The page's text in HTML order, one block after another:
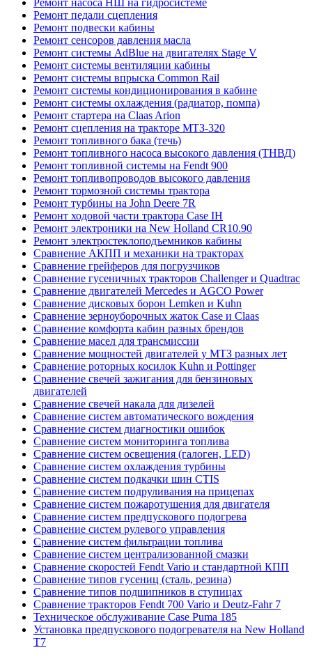
Ремонт насоса НШ на гидросистеме
Ремонт педали сцепления
Ремонт подвески кабины
Ремонт сенсоров давления масла
Ремонт системы AdBlue на двигателях Stage V
Ремонт системы вентиляции кабины
Ремонт системы впрыска Common Rail
Ремонт системы кондиционирования в кабине
Ремонт системы охлаждения (радиатор, помпа)
Ремонт стартера на Claas Arion
Ремонт сцепления на тракторе МТЗ-320
Ремонт топливного бака (течь)
Ремонт топливного насоса высокого давления (ТНВД)
Ремонт топливной системы на Fendt 900
Ремонт топливопроводов высокого давления
Ремонт тормозной системы трактора
Ремонт турбины на John Deere 7R
Ремонт ходовой части трактора Case IH
Ремонт электроники на New Holland CR10.90
Ремонт электростеклоподъемников кабины
Сравнение АКПП и механики на тракторах
Сравнение грейферов для погрузчиков
Сравнение гусеничных тракторов Challenger и Quadtrac
Сравнение двигателей Mercedes и AGCO Power
Сравнение дисковых борон Lemken и Kuhn
Сравнение зерноуборочных жаток Case и Claas
Сравнение комфорта кабин разных брендов
Сравнение масел для трансмиссии
Сравнение мощностей двигателей у МТЗ разных лет
Сравнение роторных косилок Kuhn и Pottinger
Сравнение свечей зажигания для бензиновых
двигателей
Сравнение свечей накала для дизелей
Сравнение систем автоматического вождения
Сравнение систем диагностики ошибок
Сравнение систем мониторинга топлива
Сравнение систем освещения (галоген, LED)
Сравнение систем охлаждения турбины
Сравнение систем подкачки шин CTIS
Сравнение систем подруливания на прицепах
Сравнение систем пожаротушения для двигателя
Сравнение систем предпускового подогрева
Сравнение систем рулевого управления
Сравнение систем фильтрации топлива
Сравнение систем централизованной смазки
Сравнение скоростей Fendt Vario и стандартной КПП
Сравнение типов гусениц (сталь, резина)
Сравнение типов подшипников в ступицах
Сравнение тракторов Fendt 700 Vario и Deutz-Fahr 7
Техническое обслуживание Case Puma 185
Установка предпускового подогревателя на New Holland
T7